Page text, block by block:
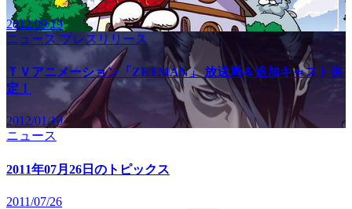
2012/09/19
ニュース プレスリリース
ＴＶアニメーション「ZETMAN」 放送局＆追加キャスト決
定！
2012/01/10
ニュース
2011年07月26日のトピックス
2011/07/26